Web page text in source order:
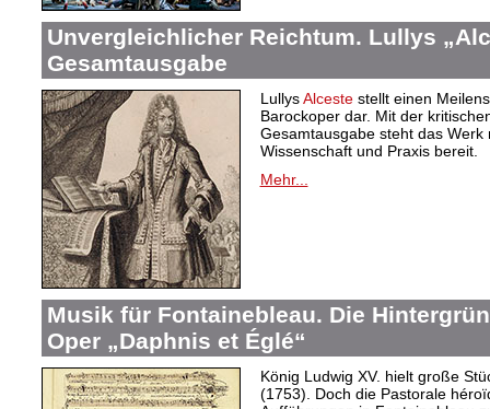
Unvergleichlicher Reichtum. Lullys
Gesamtausgabe
LullysAlcestestellt einen
Barockoper dar. Mit der
Gesamtausgabe steht das
Wissenschaft und Praxis bereit.
Mehr...
Musik für Fontainebleau. Die
Oper „Daphnis et Églé“
König Ludwig XV. hielt große
(1753). Doch die Pastorale